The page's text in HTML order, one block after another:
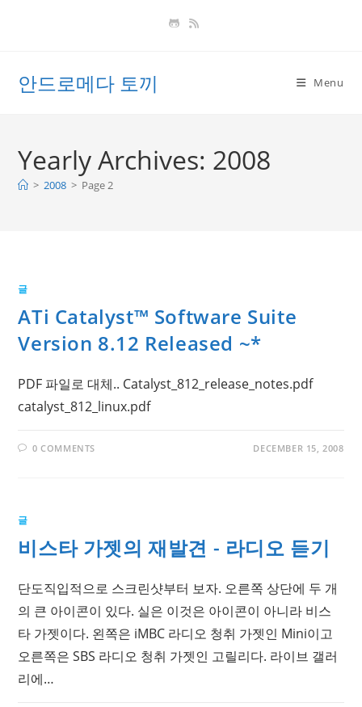
안드로메다 토끼 Menu
Yearly Archives: 2008
> 2008 > Page 2
글
ATi Catalyst™ Software Suite
Version 8.12 Released ~*
PDF 파일로 대체.. Catalyst_812_release_notes.pdf
catalyst_812_linux.pdf
0 COMMENTS DECEMBER 15, 2008
글
비스타 가젯의 재발견 - 라디오 듣기
단도직입적으로 스크린샷부터 보자. 오른쪽 상단에 두 개
의 큰 아이콘이 있다. 실은 이것은 아이콘이 아니라 비스
타 가젯이다. 왼쪽은 iMBC 라디오 청취 가젯인 Mini이고
오른쪽은 SBS 라디오 청취 가젯인 고릴리다. 라이브 갤러
리에…